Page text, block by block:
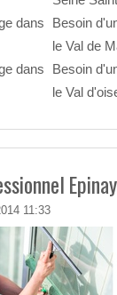
dans
dans
Besoin
le Val de
Besoin
le Val
11:33